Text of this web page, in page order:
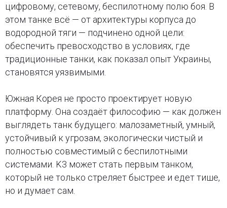
цифровому, сетевому, беспилотному полю боя. В
этом танке всё — от архитектуры корпуса до
водородной тяги — подчинено одной цели:
обеспечить превосходство в условиях, где
традиционные танки, как показал опыт Украины,
становятся уязвимыми.
Южная Корея не просто проектирует новую
платформу. Она создаёт философию — как должен
выглядеть танк будущего: малозаметный, умный,
устойчивый к угрозам, экологически чистый и
полностью совместимый с беспилотными
системами. K3 может стать первым танком,
который не только стреляет быстрее и едет тише,
но и думает сам.